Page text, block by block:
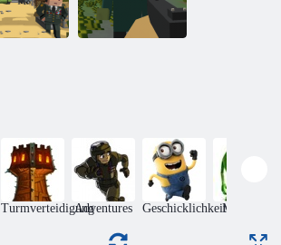
TurmverteidigungAdventures GeschicklichkeitMonsters